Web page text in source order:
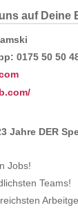
auf Deine
0175 50 50
Jahre DER
Jobs!
Teams!